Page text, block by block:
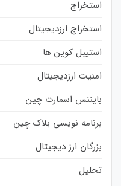
استخراج
استخراج ارزدیجیتال
استیبل کوین ها
امنیت ارزدیجیتال
بایننس اسمارت چین
برنامه نویسی بلاک چین
بزرگان ارز دیجیتال
تحلیل